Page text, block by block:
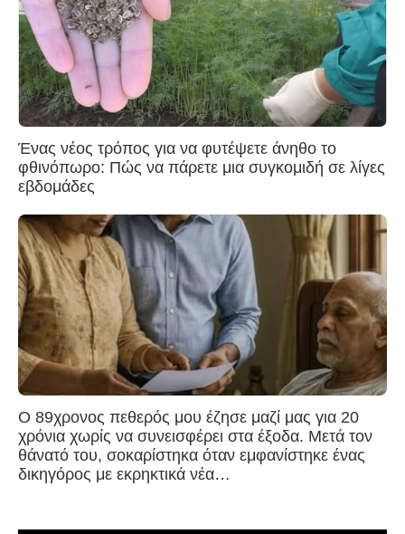
Ένας νέος τρόπος για να φυτέψετε άνηθο το
φθινόπωρο: Πώς να πάρετε μια συγκομιδή σε λίγες
εβδομάδες
Ο 89χρονος πεθερός μου έζησε μαζί μας για 20
χρόνια χωρίς να συνεισφέρει στα έξοδα. Μετά τον
θάνατό του, σοκαρίστηκα όταν εμφανίστηκε ένας
δικηγόρος με εκρηκτικά νέα…